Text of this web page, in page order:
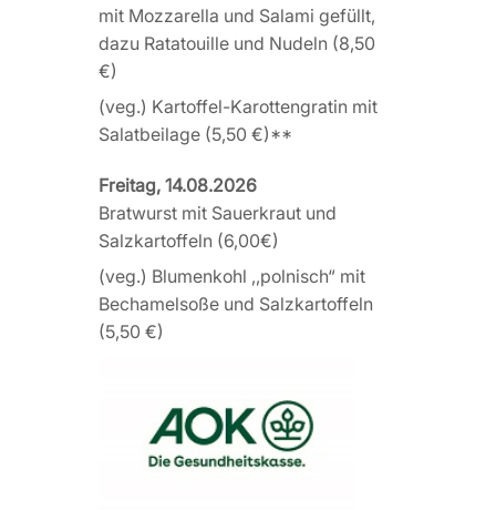
mit Mozzarella und Salami gefüllt,
dazu Ratatouille und Nudeln (8,50
€)
(veg.) Kartoffel-Karottengratin mit
Salatbeilage (5,50 €)**
Freitag, 14.08.2026
Bratwurst mit Sauerkraut und
Salzkartoffeln (6,00€)
(veg.) Blumenkohl ,,polnisch“ mit
Bechamelsoße und Salzkartoffeln
(5,50 €)